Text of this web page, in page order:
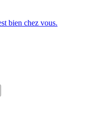
bien chez vous.